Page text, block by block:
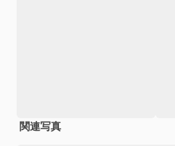
関連写真